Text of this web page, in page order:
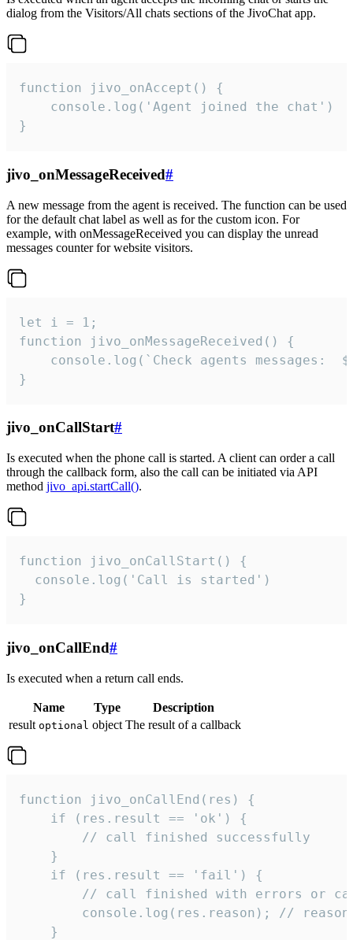
dialog from the Visitors/All chats sections of the JivoChat app.
function jivo_onAccept() {
}
jivo_onMessageReceived#
A new message from the agent is received. The function can be used
for the default chat label as well as for the custom icon. For
example, with onMessageReceived you can display the unread
messages counter for website visitors.
let i = 1;
function jivo_onMessageReceived() {
}
jivo_onCallStart#
Is executed when the phone call is started. A client can order a call
through the callback form, also the call can be initiated via API
method jivo_api.startCall().
function jivo_onCallStart() {
  console.log('Call is started')
}
jivo_onCallEnd#
Is executed when a return call ends.
Name Type
Description
result optional object The result of a callback
function jivo_onCallEnd(res) {
    if (res.result == 'ok') {
        // call finished successfully
    }
    if (res.result == 'fail') {
// call finished with errors or
console.log(res.reason); //
    }